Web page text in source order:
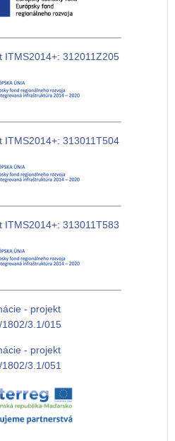
ITMS2014+: 312011Z205
ITMS2014+: 313011T504
ITMS2014+: 313011T583
- projekt
1802/3.1/015
- projekt
1802/3.1/051